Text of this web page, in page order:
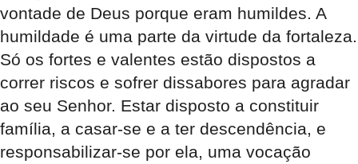
vontade de Deus porque eram humildes. A
humildade é uma parte da virtude da fortaleza.
Só os fortes e valentes estão dispostos a
correr riscos e sofrer dissabores para agradar
ao seu Senhor. Estar disposto a constituir
família, a casar-se e a ter descendência, e
responsabilizar-se por ela, uma vocação